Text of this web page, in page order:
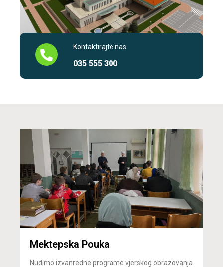
Kontaktirajte nas
035 555 300
Mektepska Pouka
Nudimo izvanredne programe vjerskog obrazovanja